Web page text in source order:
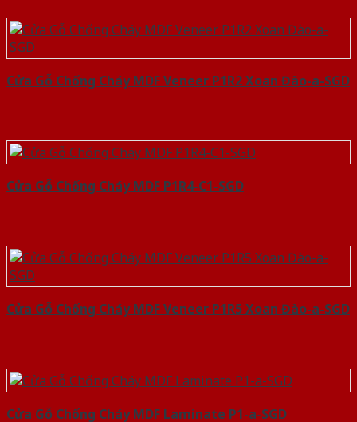
Cửa Gỗ Chống Cháy MDF Veneer P1R2 Xoan Đào-a-SGD
Cửa Gỗ Chống Cháy MDF P1R4-C1-SGD
Cửa Gỗ Chống Cháy MDF Veneer P1R5 Xoan Đào-a-SGD
Cửa Gỗ Chống Cháy MDF Laminate P1-a-SGD